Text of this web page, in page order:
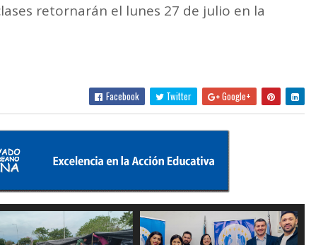
retornarán el lunes 27 de julio en la
Facebook Twitter Google+